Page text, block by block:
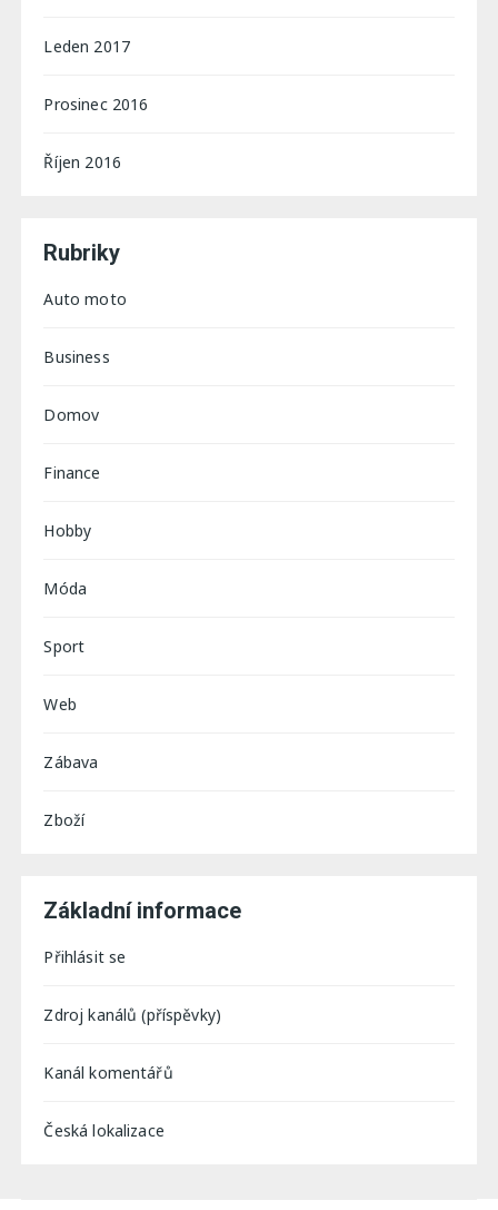
Leden 2017
Prosinec 2016
Říjen 2016
Rubriky
Auto moto
Business
Domov
Finance
Hobby
Móda
Sport
Web
Zábava
Zboží
Základní informace
Přihlásit se
Zdroj kanálů (příspěvky)
Kanál komentářů
Česká lokalizace